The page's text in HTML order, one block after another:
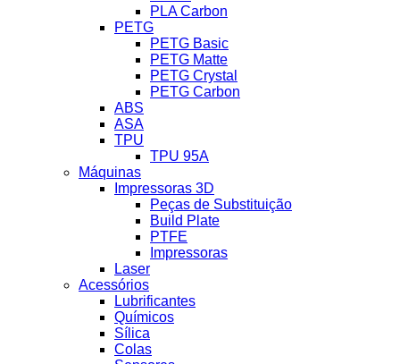
PLA Carbon
PETG
PETG Basic
PETG Matte
PETG Crystal
PETG Carbon
ABS
ASA
TPU
TPU 95A
Máquinas
Impressoras 3D
Peças de Substituição
Build Plate
PTFE
Impressoras
Laser
Acessórios
Lubrificantes
Químicos
Sílica
Colas